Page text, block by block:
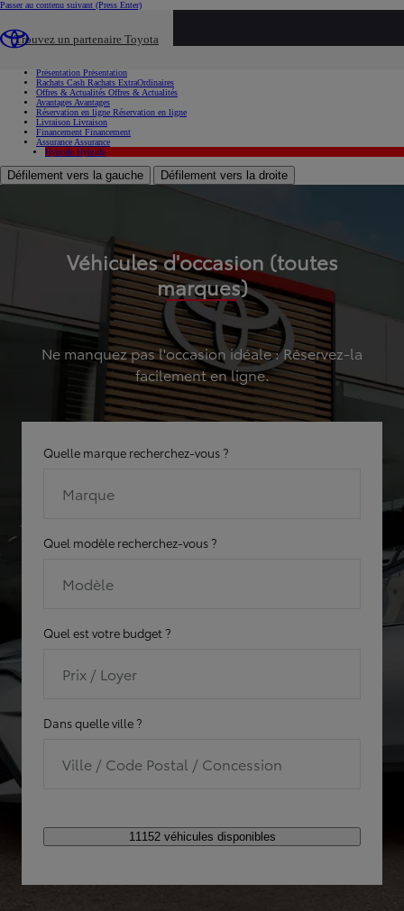
Passer au contenu suivant (Press Enter)
Trouvez un partenaire Toyota
Présentation Présentation
Rachats Cash Rachats ExtraOrdinaires
Offres & Actualités Offres & Actualités
Avantages Avantages
Réservation en ligne Réservation en ligne
Livraison Livraison
Financement Financement
Assurance Assurance
Hybride Hybride
Défilement vers la gauche Défilement vers la droite
Véhicules d'occasion (toutes
marques)
Ne manquez pas l'occasion idéale : Réservez-la
facilement en ligne.
Quelle marque recherchez-vous ?
Marque
Quel modèle recherchez-vous ?
Modèle
Quel est votre budget ?
Prix / Loyer
Dans quelle ville ?
Ville / Code Postal / Concession
11152 véhicules disponibles